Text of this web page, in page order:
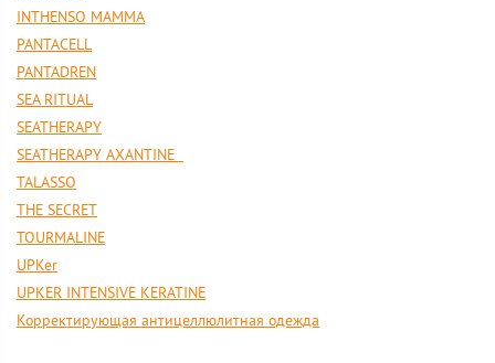
INTHENSO MAMMA
PANTACELL
PANTADREN
SEA RITUAL
SEATHERAPY
SEATHERAPY AXANTINE
TALASSO
THE SECRET
TOURMALINE
UPKer
UPKER INTENSIVE KERATINE
Корректирующая антицеллюлитная одежда